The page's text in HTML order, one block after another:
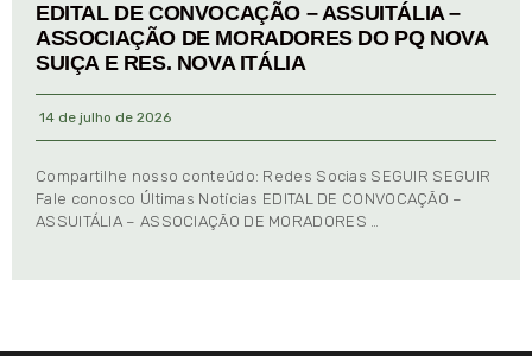
EDITAL DE CONVOCAÇÃO – ASSUITÁLIA –
ASSOCIAÇÃO DE MORADORES DO PQ NOVA
SUIÇA E RES. NOVA ITÁLIA
14 de julho de 2026
Compartilhe nosso conteúdo: Redes Socias SEGUIR SEGUIR
Fale conosco Últimas Notícias EDITAL DE CONVOCAÇÃO –
ASSUITÁLIA – ASSOCIAÇÃO DE MORADORES …